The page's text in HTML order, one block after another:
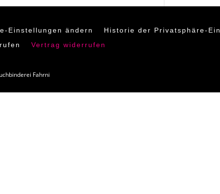
Einstellungen ändern
Historie der Privatsphäre-
Vertrag widerrufen
Fahrni